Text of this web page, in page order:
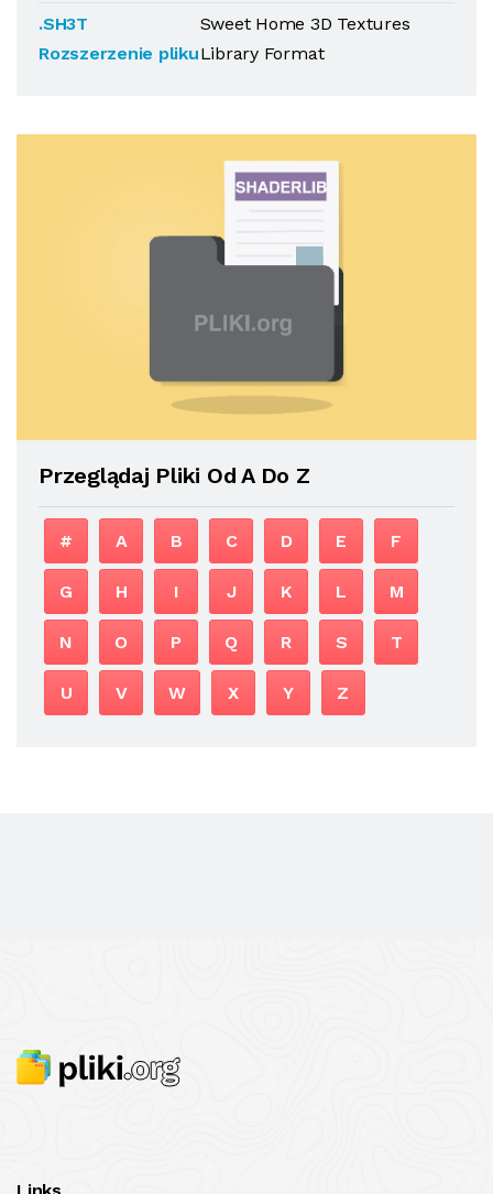
.SH3T
Rozszerzenie pliku
Sweet Home 3D Textures
Library Format
Przeglądaj Pliki Od A Do Z
# A B C D E F
G H I J K L M
N O P Q R S T
U V W X Y Z